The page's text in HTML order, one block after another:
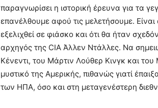
παραγνωρίσει η ιστορική έρευνα για τα
επανέλθουμε αφού τις μελετήσουμε.
εξελιχθεί σε φιάσκο και ότι θα ήταν
αρχηγός της CIA Άλλεν Ντάλλες. Να
Κένεντι, του Μάρτιν Λούθερ Κινγκ και
μυστικό της Αμερικής, πιθανώς γιατί
των ΗΠΑ, όσο και στη μεταγενέστερη